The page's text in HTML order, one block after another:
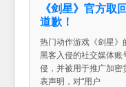
《剑星》官方取
道歉！
热门动作游戏《剑星
黑客入侵的社交媒体账
侵，并被用于推广加
表声明，对“用户